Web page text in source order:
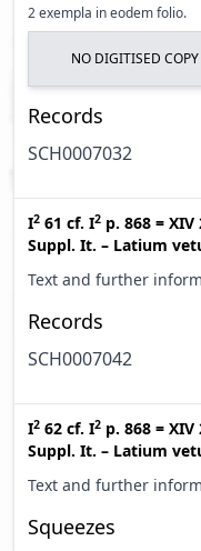
2 exempla in eodem folio.
NO DIGITISED COPY
Records
SCH0007032
I2 61 cf. I2 p. 868 = XIV
Suppl. It. – Latium
Text and further
Records
SCH0007042
I2 62 cf. I2 p. 868 = XIV
Suppl. It. – Latium
Text and further
Squeezes